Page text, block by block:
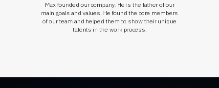
Max founded our company. He is the father of our
main goals and values. He found the core members
of our team and helped them to show their unique
talents in the work process.